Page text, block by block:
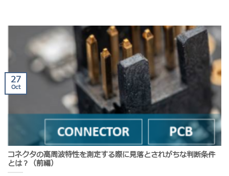
コネクタの高周波特性を測定する際に見落とされがちな判断条件
とは？（前編）
27
Oct